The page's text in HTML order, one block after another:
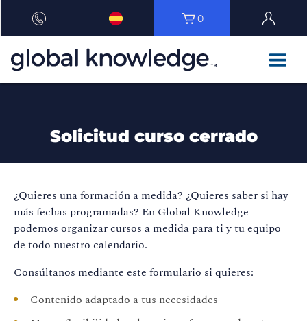
0
Solicitud curso cerrado
¿Quieres una formación a medida? ¿Quieres saber si hay
más fechas programadas? En Global Knowledge
podemos organizar cursos a medida para ti y tu equipo
de todo nuestro calendario.
Consúltanos mediante este formulario si quieres:
Contenido adaptado a tus necesidades